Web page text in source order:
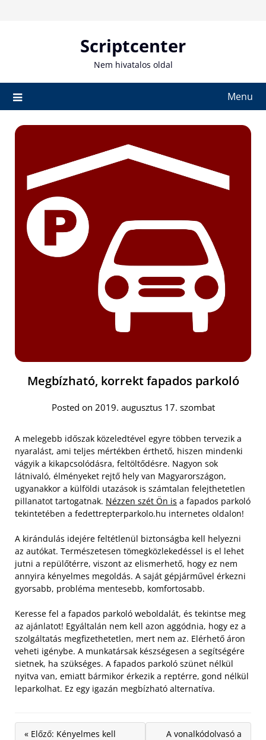
Scriptcenter
Nem hivatalos oldal
Menu
Megbízható, korrekt fapados parkoló
Posted on 2019. augusztus 17. szombat
A melegebb időszak közeledtével egyre többen tervezik a
nyaralást, ami teljes mértékben érthető, hiszen mindenki
vágyik a kikapcsolódásra, feltöltődésre. Nagyon sok
látnivaló, élményeket rejtő hely van Magyarországon,
ugyanakkor a külföldi utazások is számtalan felejthetetlen
pillanatot tartogatnak. Nézzen szét Ön is a fapados parkoló
tekintetében a fedettrepterparkolo.hu internetes oldalon!
A kirándulás idejére feltétlenül biztonságba kell helyezni
az autókat. Természetesen tömegközlekedéssel is el lehet
jutni a repülőtérre, viszont az elismerhető, hogy ez nem
annyira kényelmes megoldás. A saját gépjárművel érkezni
gyorsabb, probléma mentesebb, komfortosabb.
Keresse fel a fapados parkoló weboldalát, és tekintse meg
az ajánlatot! Egyáltalán nem kell azon aggódnia, hogy ez a
szolgáltatás megfizethetetlen, mert nem az. Elérhető áron
veheti igénybe. A munkatársak készségesen a segítségére
sietnek, ha szükséges. A fapados parkoló szünet nélkül
nyitva van, emiatt bármikor érkezik a reptérre, gond nélkül
leparkolhat. Ez egy igazán megbízható alternatíva.
« Előző: Kényelmes kell
A vonalkódolvasó a